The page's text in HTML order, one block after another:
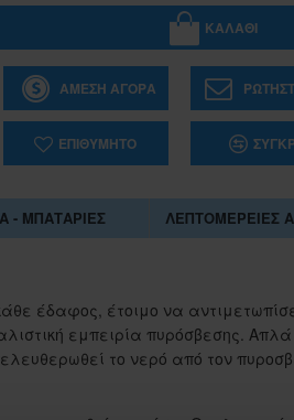
ΚΑΛΆΘΙ
ΆΜΕΣΗ ΑΓΟΡΆ
ΕΠΙΘΥΜΗΤΌ
- ΜΠΑΤΑΡΊΕΣ ΛΕΠΤΟΜΈΡΕΙΕΣ
έδαφος, έτοιμο να
εμπειρία πυρόσβεσης. Απλά
το νερό από τον
1-062884